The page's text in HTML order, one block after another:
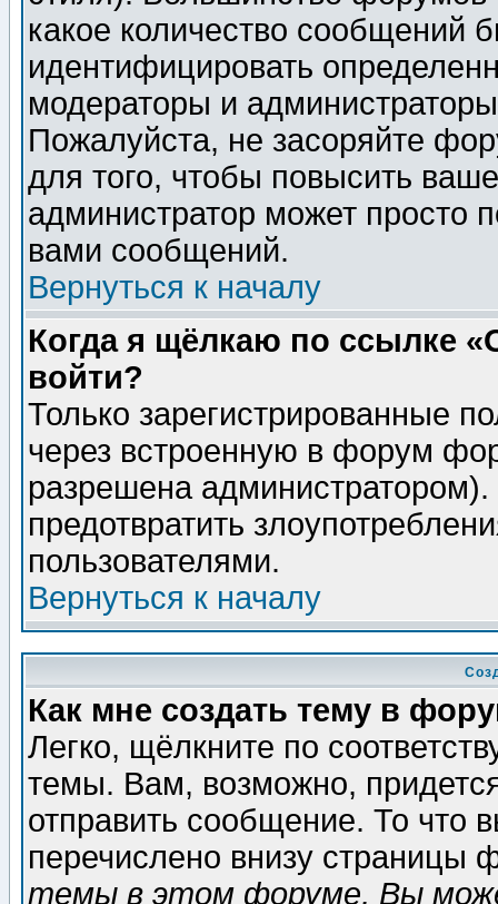
какое количество сообщений
идентифицировать
модераторы и
Пожалуйста, не засоряйте
для того, чтобы повысить
администратор может просто
вами сообщений.
Вернуться к началу
Когда я щёлкаю по ссылке
войти?
Только зарегистрированные
через встроенную в форум
разрешена
предотвратить
пользователями.
Вернуться к началу
Как мне создать тему в
Легко, щёлкните по
темы. Вам, возможно,
отправить сообщение. То что
перечислено внизу страницы
темы в этом форуме, Вы